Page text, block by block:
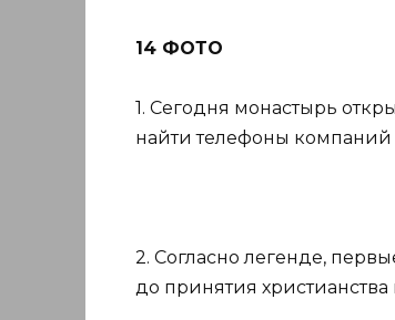
14 ФОТО
1. Сегодня монастырь
найти телефоны компаний
2. Согласно легенде,
до принятия христианства